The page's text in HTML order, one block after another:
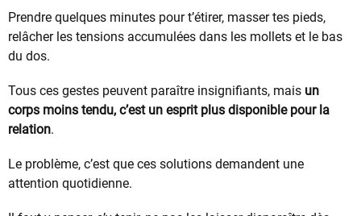
Prendre quelques minutes pour t’étirer, masser tes pieds,
relâcher les tensions accumulées dans les mollets et le bas
du dos.
Tous ces gestes peuvent paraître insignifiants, mais un
corps moins tendu, c’est un esprit plus disponible pour la
relation.
Le problème, c’est que ces solutions demandent une
attention quotidienne.